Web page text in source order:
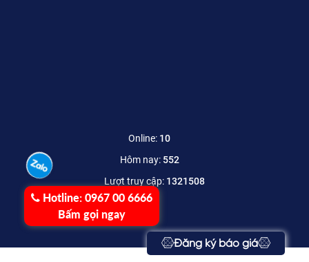
Hotline: 0967 00 6666
Bấm gọi ngay
Đăng ký báo giá
Online: 10
Hôm nay: 552
Lượt truy cập: 1321508